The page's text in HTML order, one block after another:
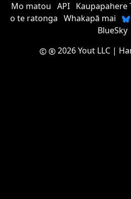
Mo matou API Kaupapahere
o te ratonga Whakapā mai
BlueSky
2026 Yout LLC |